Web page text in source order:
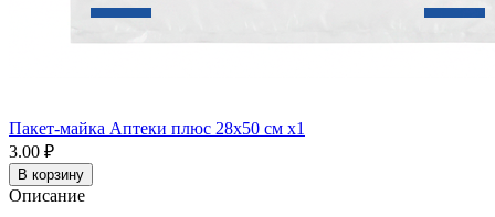
Пакет-майка Аптеки плюс 28х50 см x1
3.00 ₽
В корзину
Описание